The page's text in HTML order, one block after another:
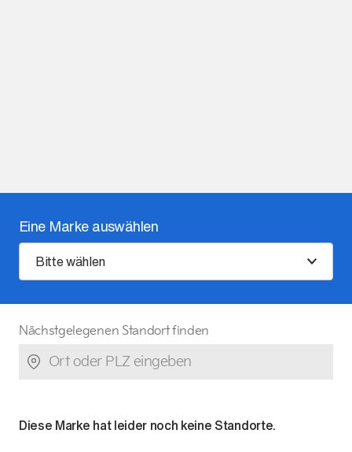
Eine Marke auswählen
Bitte wählen
Nächstgelegenen Standort finden
Diese Marke hat leider noch keine Standorte.